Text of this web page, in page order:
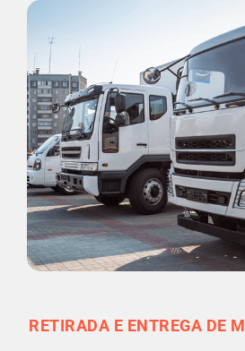
RETIRADA E ENTREGA DE